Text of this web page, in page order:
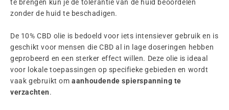
te brengen kun je de tolerantie van de huid beoordelen
zonder de huid te beschadigen.
De 10% CBD olie is bedoeld voor iets intensiever gebruik en is
geschikt voor mensen die CBD al in lage doseringen hebben
geprobeerd en een sterker effect willen. Deze olie is ideaal
voor lokale toepassingen op specifieke gebieden en wordt
vaak gebruikt om aanhoudende spierspanning te
verzachten.